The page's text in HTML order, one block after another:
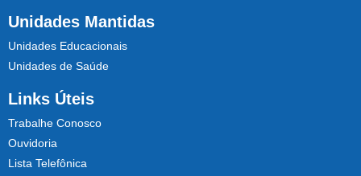
Unidades Mantidas
Unidades Educacionais
Unidades de Saúde
Links Úteis
Trabalhe Conosco
Ouvidoria
Lista Telefônica